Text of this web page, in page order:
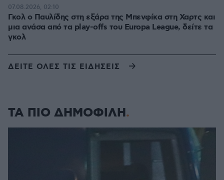
Γκολ ο Παυλίδης στη εξάρα της Μπενφίκα στη Χαρτς και
μια ανάσα από τα play-offs του Europa League, δείτε τα
γκολ
07.08.2026, 02:10
ΔΕΙΤΕ ΟΛΕΣ ΤΙΣ ΕΙΔΗΣΕΙΣ
ΤΑ ΠΙΟ ΔΗΜΟΦΙΛΗ